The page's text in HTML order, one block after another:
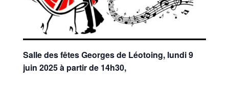
Salle des fêtes Georges de Léotoing, lundi 9
juin 2025 à partir de 14h30,